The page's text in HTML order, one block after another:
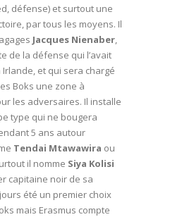
défense) et surtout une
par tous les moyens. Il
Jacques Nienaber,
de la défense qui l’avait
et qui sera chargé
Boks une zone à
les adversaires. Il installe
type qui ne bougera
5 ans autour
Tendai Mtawawira ou
il nomme Siya Kolisi
capitaine noir de sa
été un premier choix
mais Erasmus compte